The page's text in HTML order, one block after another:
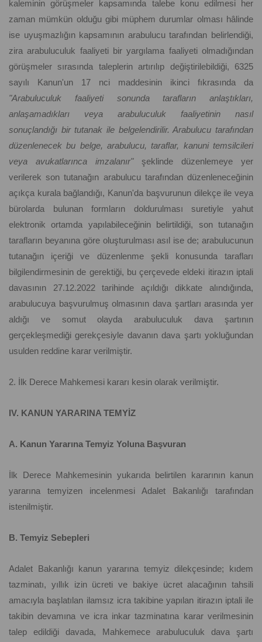
kaleminin görüşmeler kapsamında talebe konu edilmesi her
zaman mümkün olduğu gibi müphem durumlar olması hâlinde
ise uyuşmazlığın kapsamının arabulucu tarafından belirlendiği,
zira arabuluculuk faaliyeti bir yargılama faaliyeti olmadığından
görüşmeler sırasında taleplerin artırılıp değiştirilebildiği, 6325
sayılı Kanun'un 17 nci maddesinin ikinci fıkrasında da
"Arabuluculuk faaliyeti sonunda tarafların anlaştıkları,
anlaşamadıkları veya arabuluculuk faaliyetinin nasıl
sonuçlandığı bir tutanak ile belgelendirilir. Arabulucu tarafından
düzenlenecek bu belge, arabulucu, taraflar, kanuni temsilcileri
veya avukatlarınca imzalanır"şeklinde düzenlemeye yer
verilerek son tutanağın arabulucu tarafından düzenleneceğinin
açıkça kurala bağlandığı, Kanun'da başvurunun dilekçe ile veya
bürolarda bulunan formların doldurulması suretiyle yahut
elektronik ortamda yapılabileceğinin belirtildiği, son tutanağın
tarafların beyanına göre oluşturulması asıl ise de; arabulucunun
tutanağın içeriği ve düzenlenme şekli konusunda tarafları
bilgilendirmesinin de gerektiği, bu çerçevede eldeki itirazın iptali
davasının 27.12.2022 tarihinde açıldığı dikkate alındığında,
arabulucuya başvurulmuş olmasının dava şartları arasında yer
aldığı ve somut olayda arabuluculuk dava şartının
gerçekleşmediği gerekçesiyle davanın dava şartı yokluğundan
usulden reddine karar verilmiştir.
2. İlk Derece Mahkemesi kararı kesin olarak verilmiştir.
IV. KANUN YARARINA TEMYİZ
A. Kanun Yararına Temyiz Yoluna Başvuran
İlk Derece Mahkemesinin yukarıda belirtilen kararının kanun
yararına temyizen incelenmesi Adalet Bakanlığı tarafından
istenilmiştir.
B. Temyiz Sebepleri
Adalet Bakanlığı kanun yararına temyiz dilekçesinde; kıdem
tazminatı, yıllık izin ücreti ve bakiye ücret alacağının tahsili
amacıyla başlatılan ilamsız icra takibine yapılan itirazın iptali ile
takibin devamına ve icra inkar tazminatına karar verilmesinin
talep edildiği davada, Mahkemece arabuluculuk dava şartı